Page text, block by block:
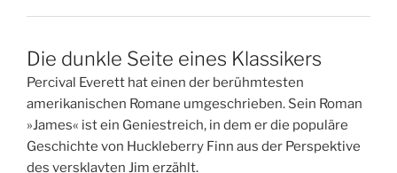
Die dunkle Seite eines Klassikers
Percival Everett hat einen der berühmtesten
amerikanischen Romane umgeschrieben. Sein Roman
»James« ist ein Geniestreich, in dem er die populäre
Geschichte von Huckleberry Finn aus der Perspektive
des versklavten Jim erzählt.